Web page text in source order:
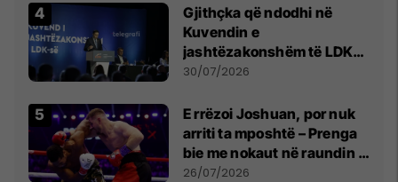
Gjithçka që ndodhi në
Kuvendin e
jashtëzakonshëm të LDK-
së
30/07/2026
E rrëzoi Joshuan, por nuk
arriti ta mposhtë – Prenga
bie me nokaut në raundin e
dytë
26/07/2026